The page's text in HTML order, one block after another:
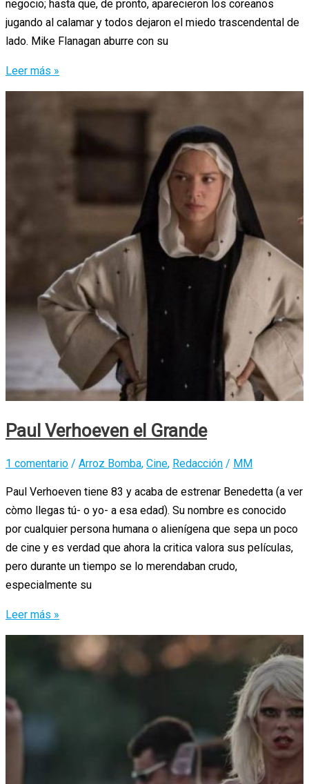
negocio; hasta que, de pronto, aparecieron los coreanos
jugando al calamar y todos dejaron el miedo trascendental de
lado. Mike Flanagan aburre con su
«Misa
de
Leer más »
Paul Verhoeven el Grande
1 comentario / Arroz Bomba, Cine, Redacción / MM
Paul Verhoeven tiene 83 y acaba de estrenar Benedetta (a ver
còmo llegas tú- o yo- a esa edad). Su nombre es conocido
por cualquier persona humana o alienígena que sepa un poco
de cine y es verdad que ahora la critica valora sus películas,
pero durante un tiempo se lo merendaban crudo,
especialmente su
Paul
Verhoeven
Leer más »